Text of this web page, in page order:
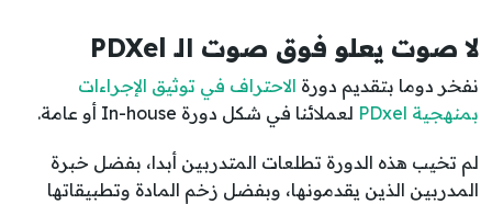
لا صوت يعلو فوق صوت الـ PDXel
نفخر دوما بتقديم دورة الاحتراف في توثيق الإجراءات
بمنهجية PDxel
لعملائنا في شكل دورة In-house أو عامة.
لم تخيب هذه الدورة تطلعات المتدربين أبدا، بفضل خبرة
المدربين الذين يقدمونها، وبفضل زخم المادة وتطبيقاتها